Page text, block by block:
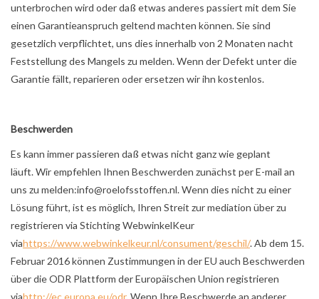
unterbrochen wird oder daß etwas anderes passiert mit dem Sie
einen Garantieanspruch geltend machten können. Sie sind
gesetzlich verpflichtet, uns dies innerhalb von 2 Monaten nacht
Feststellung des Mangels zu melden. Wenn der Defekt unter die
Garantie fällt, reparieren oder ersetzen wir ihn kostenlos.
Beschwerden
Es kann immer passieren daß etwas nicht ganz wie geplant
läuft. Wir empfehlen Ihnen Beschwerden zunächst per E-mail an
uns zu melden:info@roelofsstoffen.nl. Wenn dies nicht zu einer
Lösung führt, ist es möglich, Ihren Streit zur mediation über zu
registrieren via Stichting WebwinkelKeur
viahttps://www.webwinkelkeur.nl/consument/geschil/. Ab dem 15.
Februar 2016 können Zustimmungen in der EU auch Beschwerden
über die ODR Plattform der Europäischen Union registrieren
viahttp://ec.europa.eu/odr. Wenn Ihre Beschwerde an anderer